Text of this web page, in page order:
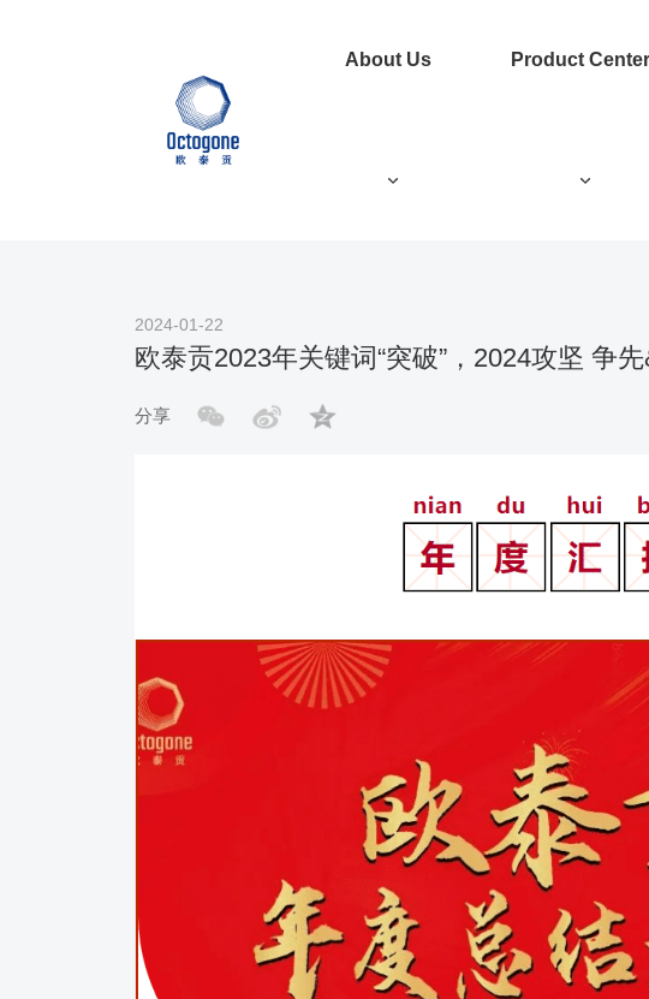
About Us Product Center
News
2024-01-22
欧泰贡2023年关键词“突破”，2024攻坚 争先
分享